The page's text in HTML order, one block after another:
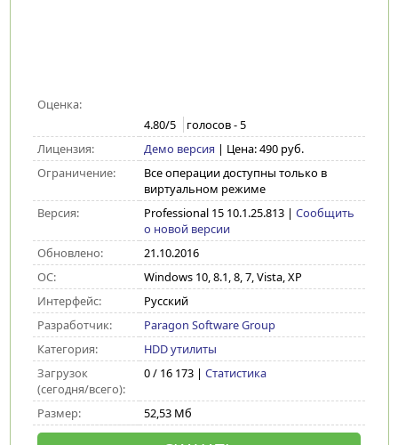
Оценка:
4.80/5 голосов -5
Лицензия:
Демо версия | Цена: 490 руб.
Ограничение:
Все операции доступны только в
виртуальном режиме
Версия:
Professional 15 10.1.25.813| Сообщить
о новой версии
Обновлено:
21.10.2016
ОС:
Windows 10, 8.1, 8, 7, Vista, XP
Интерфейс:
Русский
Разработчик:
Paragon Software Group
Категория:
HDD утилиты
Загрузок
(сегодня/всего):
0 / 16 173 | Статистика
Размер: 52,53 Мб